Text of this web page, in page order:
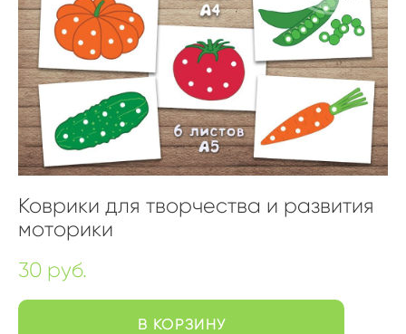
Коврики для творчества и развития
моторики
30 pуб.
В КОРЗИНУ